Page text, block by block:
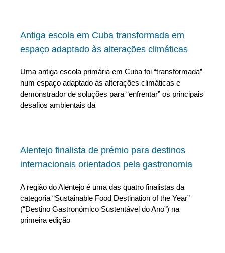
Antiga escola em Cuba transformada em
espaço adaptado às alterações climáticas
Uma antiga escola primária em Cuba foi “transformada”
num espaço adaptado às alterações climáticas e
demonstrador de soluções para “enfrentar” os principais
desafios ambientais da
Alentejo finalista de prémio para destinos
internacionais orientados pela gastronomia
A região do Alentejo é uma das quatro finalistas da
categoria “Sustainable Food Destination of the Year”
(“Destino Gastronómico Sustentável do Ano”) na
primeira edição